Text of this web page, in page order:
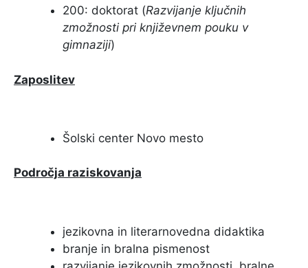
200: doktorat (Razvijanje ključnih
zmožnosti pri književnem pouku v
gimnaziji)
Zaposlitev
Šolski center Novo mesto
Področja raziskovanja
jezikovna in literarnovedna didaktika
branje in bralna pismenost